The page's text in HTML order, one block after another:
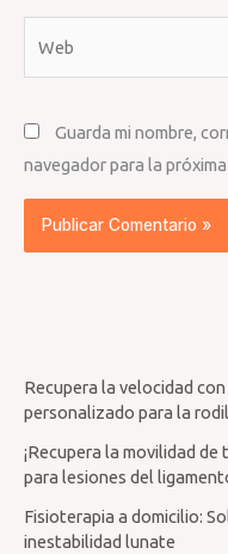
Guarda mi nombre,
navegador para la
Recupera la velocidad
personalizado para la
¡Recupera la movilidad
para lesiones del
Fisioterapia a domicilio:
inestabilidad lunate